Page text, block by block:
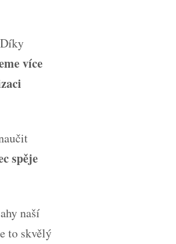
více
spěje
naší
to skvělý